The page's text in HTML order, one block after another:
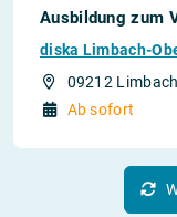
Ausbildung zum
diska Limbach-
09212
Ab sofort